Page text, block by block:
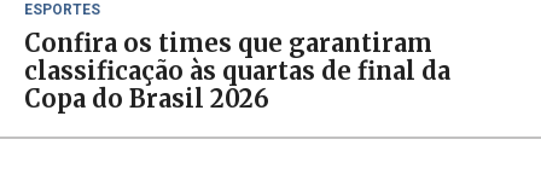
ESPORTES
Confira os times que garantiram
classificação às quartas de final da
Copa do Brasil 2026